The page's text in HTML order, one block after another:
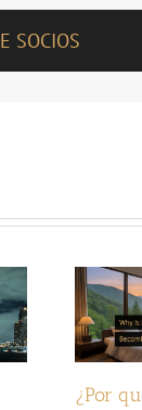
SOCIOS
¿Por